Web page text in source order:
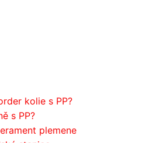
kolie s PP?
s PP?
plemene